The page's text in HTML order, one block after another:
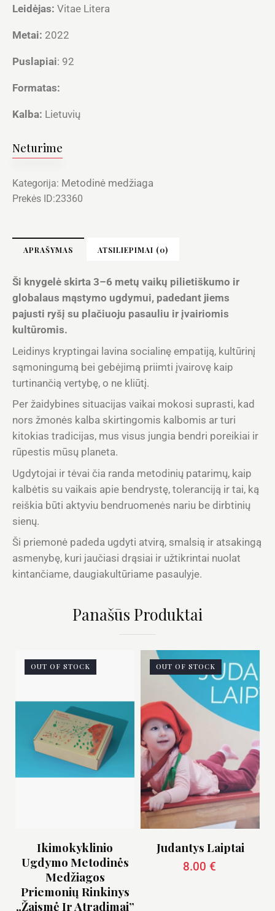
Leidėjas: Vitae Litera
Metai: 2022
Puslapiai: 92
Formatas:
Kalba: Lietuvių
Neturime
Kategorija: Metodinė medžiaga
Prekės ID:23360
APRAŠYMAS ATSILIEPIMAI (0)
Ši knygelė skirta 3–6 metų vaikų pilietiškumo ir
globalaus mąstymo ugdymui, padedant jiems
pajusti ryšį su plačiuoju pasauliu ir įvairiomis
kultūromis.
Leidinys kryptingai lavina socialinę empatiją, kultūrinį
sąmoningumą bei gebėjimą priimti įvairovę kaip
turtinančią vertybę, o ne kliūtį.
Per žaidybines situacijas vaikai mokosi suprasti, kad
nors žmonės kalba skirtingomis kalbomis ar turi
kitokias tradicijas, mus visus jungia bendri poreikiai ir
rūpestis mūsų planeta.
Ugdytojai ir tėvai čia randa metodinių patarimų, kaip
kalbėtis su vaikais apie bendrystę, toleranciją ir tai, ką
reiškia būti aktyviu bendruomenės nariu be dirbtinių
sienų.
Ši priemonė padeda ugdyti atvirą, smalsią ir atsakingą
asmenybę, kuri jaučiasi drąsiai ir užtikrintai nuolat
kintančiame, daugiakultūriame pasaulyje.
Panašūs Produktai
OUT OF STOCK
Ikimokyklinio
Ugdymo Metodinės
Medžiagos
Priemonių Rinkinys
„Žaismė Ir Atradimai”
OUT OF STOCK
Judantys Laiptai
8.00 €